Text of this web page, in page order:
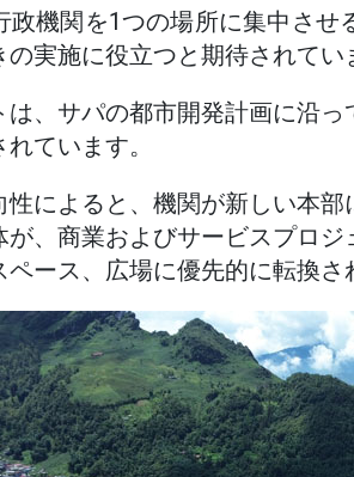
政機関を1つの場所に集中さ
実施に役立つと期待されてい
は、サパの都市開発計画に沿
ています。
性によると、機関が新しい本
、商業およびサービスプロ
ース、広場に優先的に転換さ